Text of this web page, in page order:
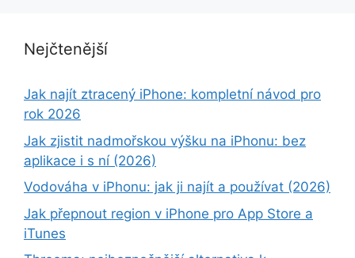
Nejčtenější
Jak najít ztracený iPhone: kompletní návod pro
rok 2026
Jak zjistit nadmořskou výšku na iPhonu: bez
aplikace i s ní (2026)
Vodováha v iPhonu: jak ji najít a používat (2026)
Jak přepnout region v iPhone pro App Store a
iTunes